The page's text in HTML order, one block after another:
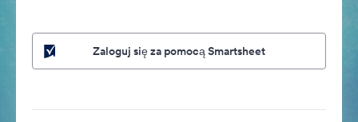
Zaloguj się za pomocą Smartsheet